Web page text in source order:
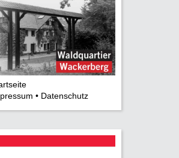
• Datenschutz